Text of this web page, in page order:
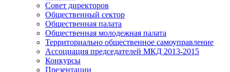
Совет директоров
Общественный сектор
Общественная палата
Общественная молодежная палата
Территориально общественное самоуправление
Ассоциация председателей МКД 2013-2015
Конкурсы
Презентации